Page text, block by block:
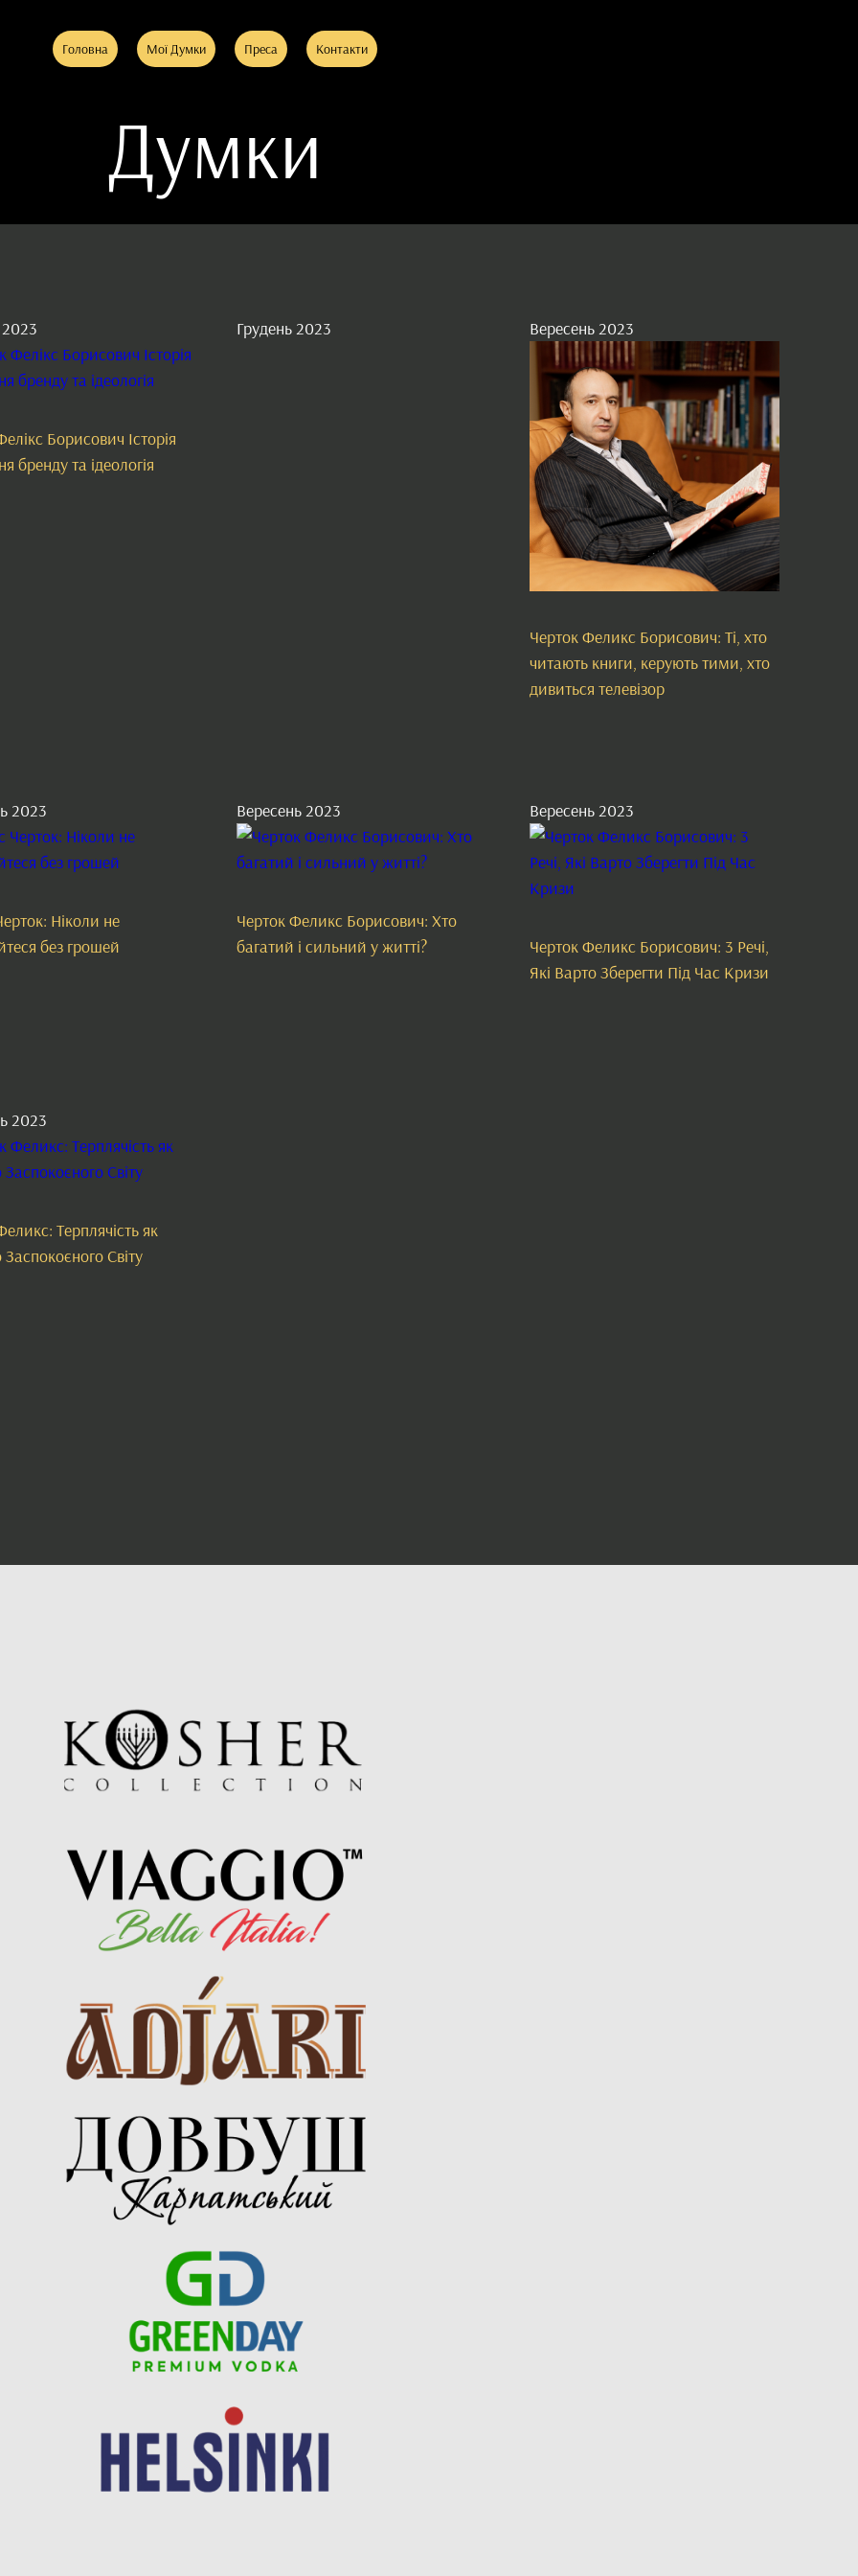
Головна Мої Думки Преса Контакти
Думки
Борисович Історія
бренду та ідеологія
Грудень 2023 Вересень 2023
Черток Феликс Борисович: Ті, хто
читають книги, керують тими, хто
дивиться телевізор
2023
Ніколи не
без грошей
Вересень 2023
Черток Феликс Борисович: Хто
багатий і сильний у житті?
Вересень 2023
Черток Феликс Борисович: 3 Речі,
Які Варто Зберегти Під Час Кризи
2023
Терплячість як
Світу